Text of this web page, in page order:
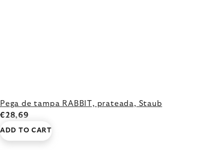
Pega de tampa RABBIT, prateada, Staub
€28,69
ADD TO CART